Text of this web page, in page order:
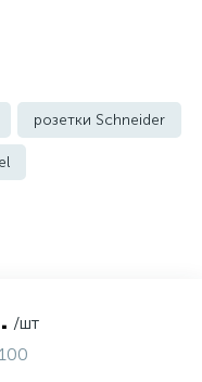
розетки Schneider
/шт